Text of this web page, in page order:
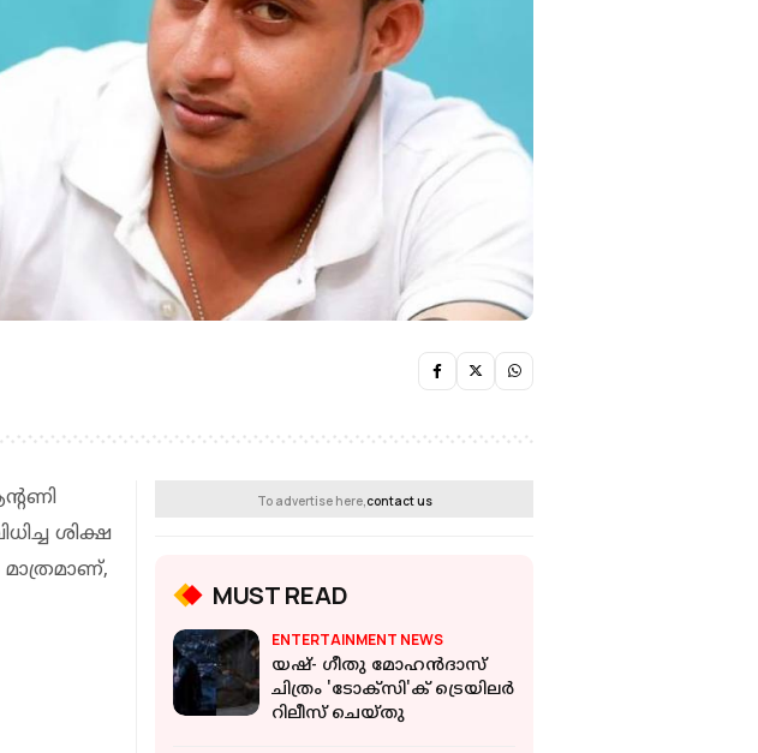
ശിക്ഷ
മാത്രമാണ്,
To advertise here, contact us
MUST READ
ENTERTAINMENT NEWS
യഷ്- ​ഗീതു മോഹൻദാസ്
ചിത്രം 'ടോക്സി'ക് ട്രെയിലർ
റിലീസ് ചെയ്തു